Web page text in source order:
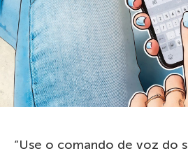
“Use o comando de voz do